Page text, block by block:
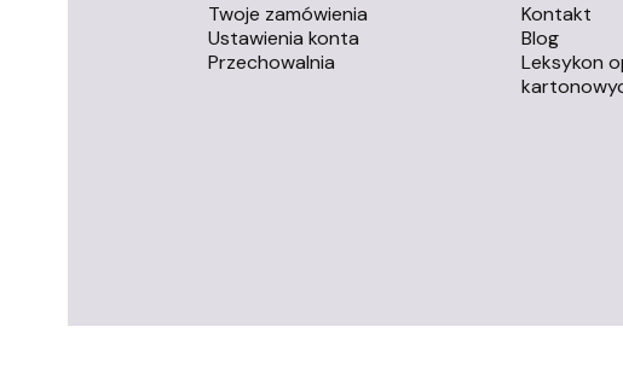
Twoje zamówienia
Ustawienia konta
Przechowalnia
Kontakt
Blog
Leksykon